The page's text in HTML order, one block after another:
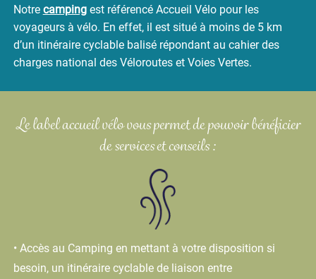
Notrecampingest référencé Accueil Vélo pour les
voyageurs à vélo. En effet, il est situé à moins de 5 km
d’un itinéraire cyclable balisé répondant au cahier des
charges national des Véloroutes et Voies Vertes.
Le label accueil vélo vous permet de pouvoirbénéficier
de services et conseils :
• Accès au Camping en mettant à votre disposition si
besoin, un itinéraire cyclable de liaison entre